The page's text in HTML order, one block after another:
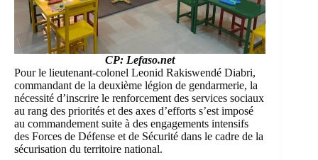
CP: Lefaso.net
Pour le lieutenant-colonel Leonid Rakiswendé Diabri,
commandant de la deuxième légion de gendarmerie, la
nécessité d’inscrire le renforcement des services sociaux
au rang des priorités et des axes d’efforts s’est imposé
au commandement suite à des engagements intensifs
des Forces de Défense et de Sécurité dans le cadre de la
sécurisation du territoire national.